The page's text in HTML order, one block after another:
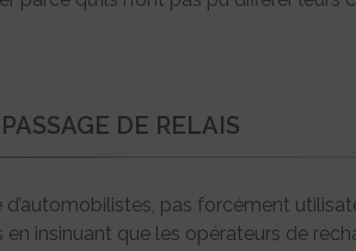
PASSAGE DE RELAIS
d’automobilistes, pas forcément
en insinuant que les opérateurs de